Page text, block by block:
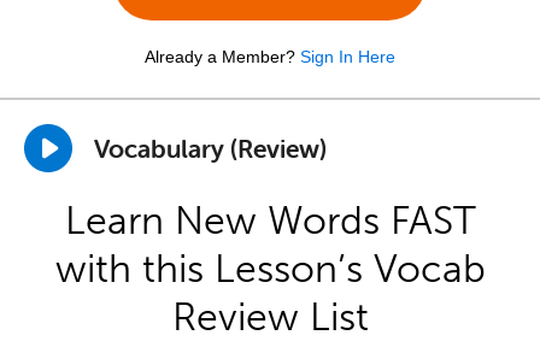
Already a Member? Sign In Here
Vocabulary (Review)
Learn New Words FAST
with this Lesson’s Vocab
Review List